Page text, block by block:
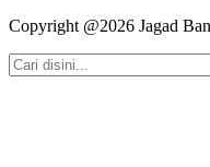
Copyright @2026 Jagad